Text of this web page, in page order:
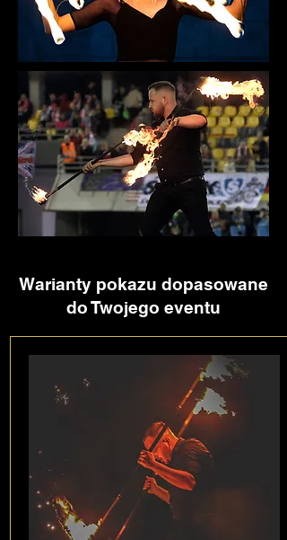
Warianty pokazu dopasowane
do Twojego eventu